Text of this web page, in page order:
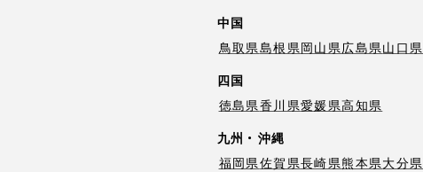
中国
鳥取県島根県岡山県広島県山口県
四国
徳島県香川県愛媛県高知県
九州・沖縄
福岡県佐賀県長崎県熊本県大分県